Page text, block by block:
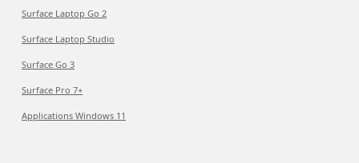
Surface Laptop Go 2
Surface Laptop Studio
Surface Go 3
Surface Pro 7+
Applications Windows 11